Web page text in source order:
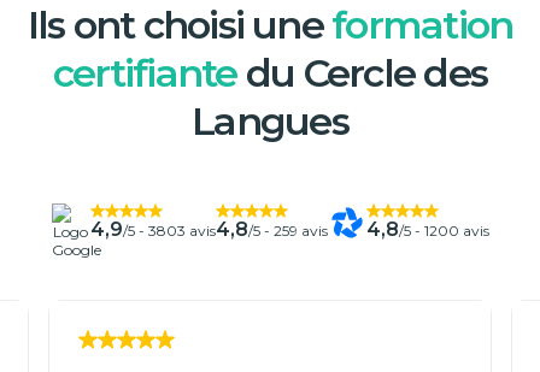
Ils ont choisi uneformation
certifiantedu Cercle des
Langues
4,9/5 - 3803 avis4,8/5 - 259 avis 4,8/5 - 1200 avis